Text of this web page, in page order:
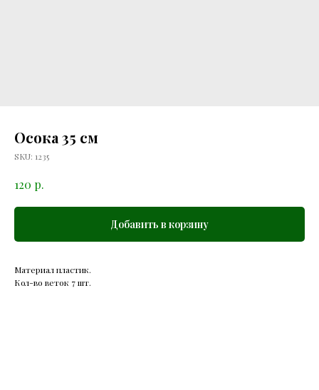
Осока 35 см
SKU: 1235
120 р.
Добавить в корзину
Материал пластик.
Кол-во веток 7 шт.